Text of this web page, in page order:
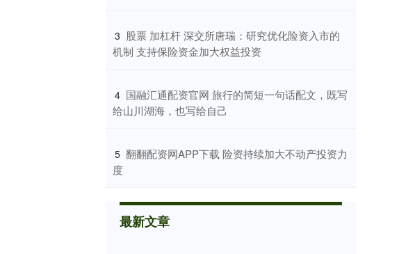
3 ​股票 加杠杆 深交所唐瑞：研究优化险资入市的
机制 支持保险资金加大权益投资
4 ​国融汇通配资官网 旅行的简短一句话配文，既写
给山川湖海，也写给自己
5 ​翻翻配资网APP下载 险资持续加大不动产投资力
度
最新文章